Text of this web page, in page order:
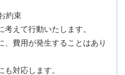
約束
考えて行動いたします。
、費用が発生することはあり
も対応します。